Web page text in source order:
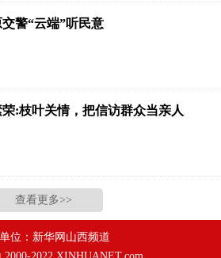
交警“云端”听民意
:枝叶关情，把信访群众当亲人
查看更多>>
位：新华网山西频道